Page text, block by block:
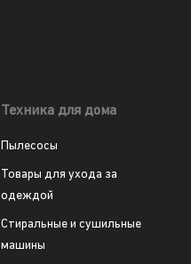
Техника для дома
Пылесосы
Товары для ухода за
одеждой
Стиральные и сушильные
машины